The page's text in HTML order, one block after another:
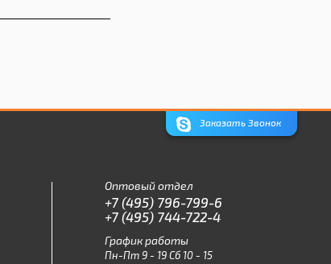
Заказать Звонок
Оптовый отдел
+7 (495) 796-799-6
+7 (495) 744-722-4
График работы
Пн-Пт 9 - 19 Сб 10 - 15